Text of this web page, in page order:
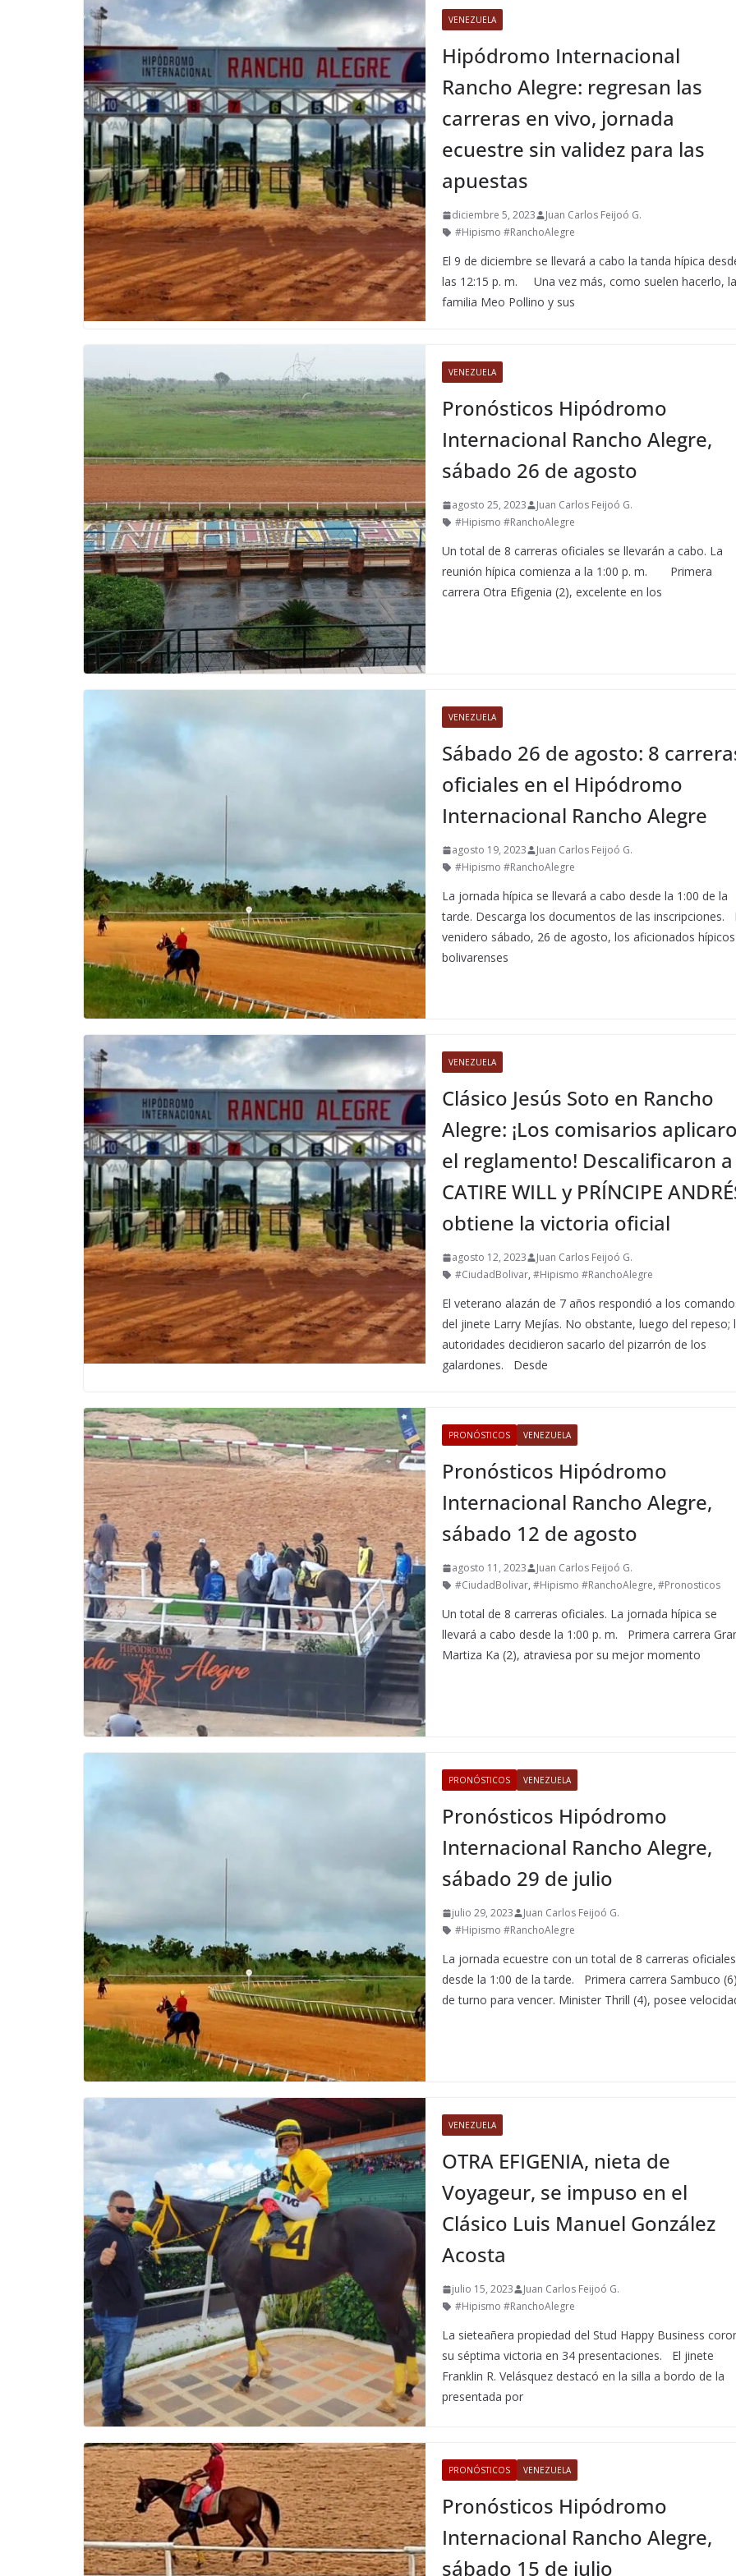
VENEZUELA
Hipódromo Internacional
Rancho Alegre: regresan las
carreras en vivo, jornada
ecuestre sin validez para las
apuestas
diciembre 5, 2023
Juan Carlos Feijoó G.
#Hipismo #RanchoAlegre
El 9 de diciembre se llevará a cabo la tanda hípica
las 12:15 p. m. Una vez más, como suelen hacerlo,
familia Meo Pollino y sus
VENEZUELA
Pronósticos Hipódromo
Internacional Rancho Alegre,
sábado 26 de agosto
agosto 25, 2023
Juan Carlos Feijoó G.
#Hipismo #RanchoAlegre
Un total de 8 carreras oficiales se llevarán a cabo. La
reunión hípica comienza a la 1:00 p. m. Primera
carrera Otra Efigenia (2), excelente en los
VENEZUELA
Sábado 26 de agosto: 8
oficiales en el Hipódromo
Internacional Rancho Alegre
agosto 19, 2023
Juan Carlos Feijoó G.
#Hipismo #RanchoAlegre
La jornada hípica se llevará a cabo desde la 1:00 de la
tarde. Descarga los documentos de las inscripciones.
venidero sábado, 26 de agosto, los aficionados hípicos
bolivarenses
VENEZUELA
Clásico Jesús Soto en Rancho
Alegre: ¡Los comisarios
el reglamento! Descalificaron a
CATIRE WILL y PRÍNCIPE
obtiene la victoria oficial
agosto 12, 2023
Juan Carlos Feijoó G.
#CiudadBolivar,#Hipismo #RanchoAlegre
El veterano alazán de 7 años respondió a los
del jinete Larry Mejías. No obstante, luego del repeso;
autoridades decidieron sacarlo del pizarrón de los
galardones. Desde
PRONÓSTICOS VENEZUELA
Pronósticos Hipódromo
Internacional Rancho Alegre,
sábado 12 de agosto
agosto 11, 2023
Juan Carlos Feijoó G.
#CiudadBolivar,#Hipismo #RanchoAlegre,#Pronosticos
Un total de 8 carreras oficiales. La jornada hípica se
llevará a cabo desde la 1:00 p. m. Primera carrera
Martiza Ka (2), atraviesa por su mejor momento
PRONÓSTICOS VENEZUELA
Pronósticos Hipódromo
Internacional Rancho Alegre,
sábado 29 de julio
julio 29, 2023
Juan Carlos Feijoó G.
#Hipismo #RanchoAlegre
La jornada ecuestre con un total de 8 carreras oficiales
desde la 1:00 de la tarde. Primera carrera Sambuco
de turno para vencer. Minister Thrill (4), posee
VENEZUELA
OTRA EFIGENIA, nieta de
Voyageur, se impuso en el
Clásico Luis Manuel González
Acosta
julio 15, 2023
Juan Carlos Feijoó G.
#Hipismo #RanchoAlegre
La sieteañera propiedad del Stud Happy Business
su séptima victoria en 34 presentaciones. El jinete
Franklin R. Velásquez destacó en la silla a bordo de la
presentada por
PRONÓSTICOS VENEZUELA
Pronósticos Hipódromo
Internacional Rancho Alegre,
sábado 15 de julio